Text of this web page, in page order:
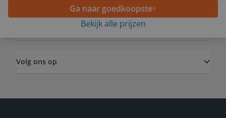
Ga naar goedkoopste
Bekijk alle prijzen
Volg ons op